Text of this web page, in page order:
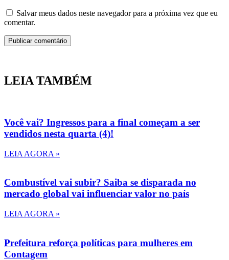
Salvar meus dados neste navegador para a próxima vez que eu
comentar.
LEIA TAMBÉM
Você vai? Ingressos para a final começam a ser
vendidos nesta quarta (4)!
LEIA AGORA »
Combustível vai subir? Saiba se disparada no
mercado global vai influenciar valor no país
LEIA AGORA »
Prefeitura reforça políticas para mulheres em
Contagem